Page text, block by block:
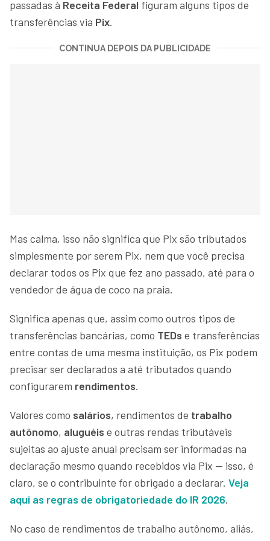
passadas à Receita Federal figuram alguns tipos de
transferências via Pix.
CONTINUA DEPOIS DA PUBLICIDADE
Mas calma, isso não significa que Pix são tributados
simplesmente por serem Pix, nem que você precisa
declarar todos os Pix que fez ano passado, até para o
vendedor de água de coco na praia.
Significa apenas que, assim como outros tipos de
transferências bancárias, como TEDs e transferências
entre contas de uma mesma instituição, os Pix podem
precisar ser declarados a até tributados quando
configurarem rendimentos.
Valores como salários, rendimentos de trabalho
autônomo, aluguéis e outras rendas tributáveis
sujeitas ao ajuste anual precisam ser informadas na
declaração mesmo quando recebidos via Pix — isso, é
claro, se o contribuinte for obrigado a declarar. Veja
aqui as regras de obrigatoriedade do IR 2026.
No caso de rendimentos de trabalho autônomo, aliás,